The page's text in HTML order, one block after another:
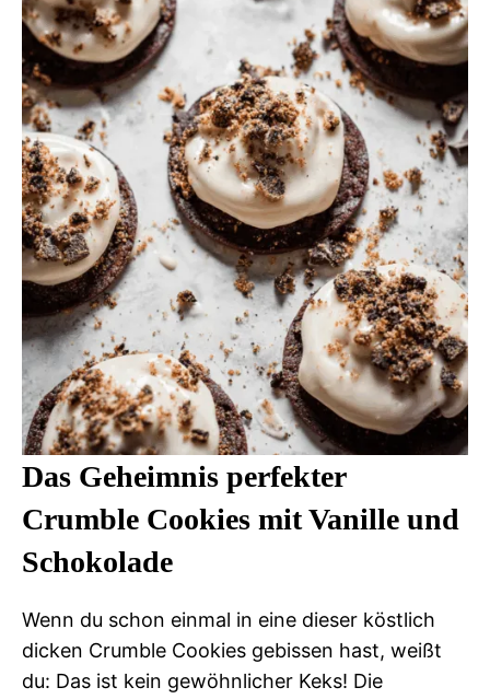
Das Geheimnis perfekter
Crumble Cookies mit Vanille und
Schokolade
Wenn du schon einmal in eine dieser köstlich
dicken Crumble Cookies gebissen hast, weißt
du: Das ist kein gewöhnlicher Keks! Die